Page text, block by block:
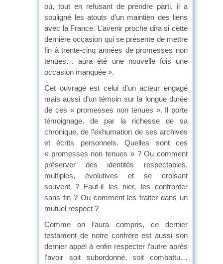
où, tout en refusant de prendre parti, il a
souligné les atouts d’un maintien des liens
avec la France. L’avenir proche dira si cette
dernière occasion qui se présente de mettre
fin à trente-cinq années de promesses non
tenues… aura été une nouvelle fois une
occasion manquée ».
Cet ouvrage est celui d’un acteur engagé
mais aussi d’un témoin sur la longue durée
de ces « promesses non tenues ». Il porte
témoignage, de par la richesse de sa
chronique, de l’exhumation de ses archives
et écrits personnels. Quelles sont ces
« promesses non tenues » ? Ou comment
préserver des identités respectables,
multiples, évolutives et se croisant
souvent ? Faut-il les nier, les confronter
sans fin ? Ou comment les traiter dans un
mutuel respect ?
Comme on l’aura compris, ce dernier
testament de notre confrère est aussi son
dernier appel à enfin respecter l’autre après
l’avoir soit subordonné, soit combattu…